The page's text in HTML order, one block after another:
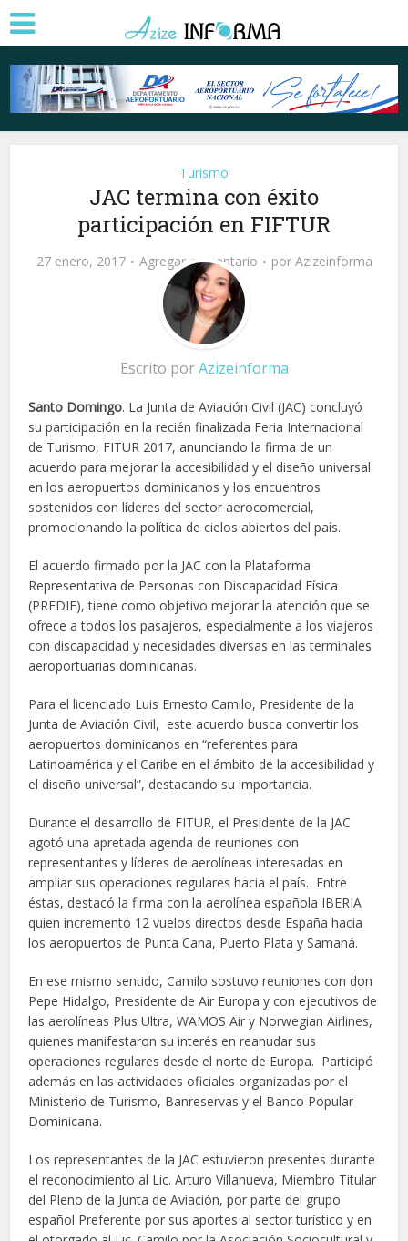
Turismo
JAC termina con éxito
participación en FIFTUR
27 enero, 2017 Agregar comentario por Azizeinforma
Escrito porAzizeinforma
Santo Domingo. La Junta de Aviación Civil (JAC) concluyó
su participación en la recién finalizada Feria Internacional
de Turismo, FITUR 2017, anunciando la firma de un
acuerdo para mejorar la accesibilidad y el diseño universal
en los aeropuertos dominicanos y los encuentros
sostenidos con líderes del sector aerocomercial,
promocionando la política de cielos abiertos del país.
El acuerdo firmado por la JAC con la Plataforma
Representativa de Personas con Discapacidad Física
(PREDIF), tiene como objetivo mejorar la atención que se
ofrece a todos los pasajeros, especialmente a los viajeros
con discapacidad y necesidades diversas en las terminales
aeroportuarias dominicanas.
Para el licenciado Luis Ernesto Camilo, Presidente de la
Junta de Aviación Civil, este acuerdo busca convertir los
aeropuertos dominicanos en “referentes para
Latinoamérica y el Caribe en el ámbito de la accesibilidad y
el diseño universal”, destacando su importancia.
Durante el desarrollo de FITUR, el Presidente de la JAC
agotó una apretada agenda de reuniones con
representantes y líderes de aerolíneas interesadas en
ampliar sus operaciones regulares hacia el país. Entre
éstas, destacó la firma con la aerolínea española IBERIA
quien incrementó 12 vuelos directos desde España hacia
los aeropuertos de Punta Cana, Puerto Plata y Samaná.
En ese mismo sentido, Camilo sostuvo reuniones con don
Pepe Hidalgo, Presidente de Air Europa y con ejecutivos de
las aerolíneas Plus Ultra, WAMOS Air y Norwegian Airlines,
quienes manifestaron su interés en reanudar sus
operaciones regulares desde el norte de Europa. Participó
además en las actividades oficiales organizadas por el
Ministerio de Turismo, Banreservas y el Banco Popular
Dominicana.
Los representantes de la JAC estuvieron presentes durante
el reconocimiento al Lic. Arturo Villanueva, Miembro Titular
del Pleno de la Junta de Aviación, por parte del grupo
español Preferente por sus aportes al sector turístico y en